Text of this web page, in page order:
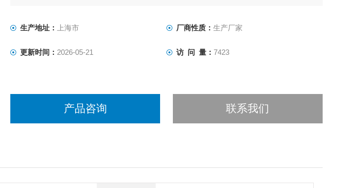
生产地址： 上海市 厂商性质： 生产厂家
更新时间： 2026-05-21 访 问 量： 7423
产品咨询 联系我们